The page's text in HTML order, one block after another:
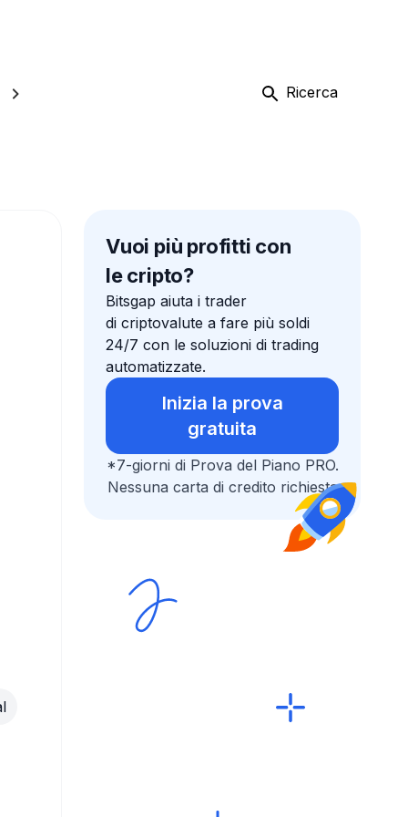
Ricerca
Vuoi più profitti con
le cripto?
Bitsgap aiuta i trader
di criptovalute a fare più soldi
24/7 con le soluzioni di trading
automatizzate.
Inizia la prova
gratuita
*7-giorni di Prova del Piano PRO.
Nessuna carta di credito richiesta